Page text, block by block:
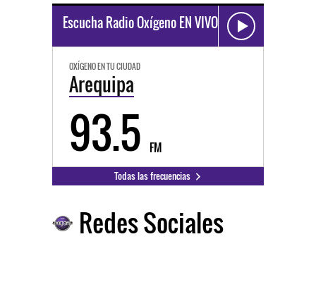
Escucha Radio Oxígeno EN VIVO
OXÍGENO EN TU CIUDAD
Arequipa
93.5 FM
Todas las frecuencias
Redes Sociales